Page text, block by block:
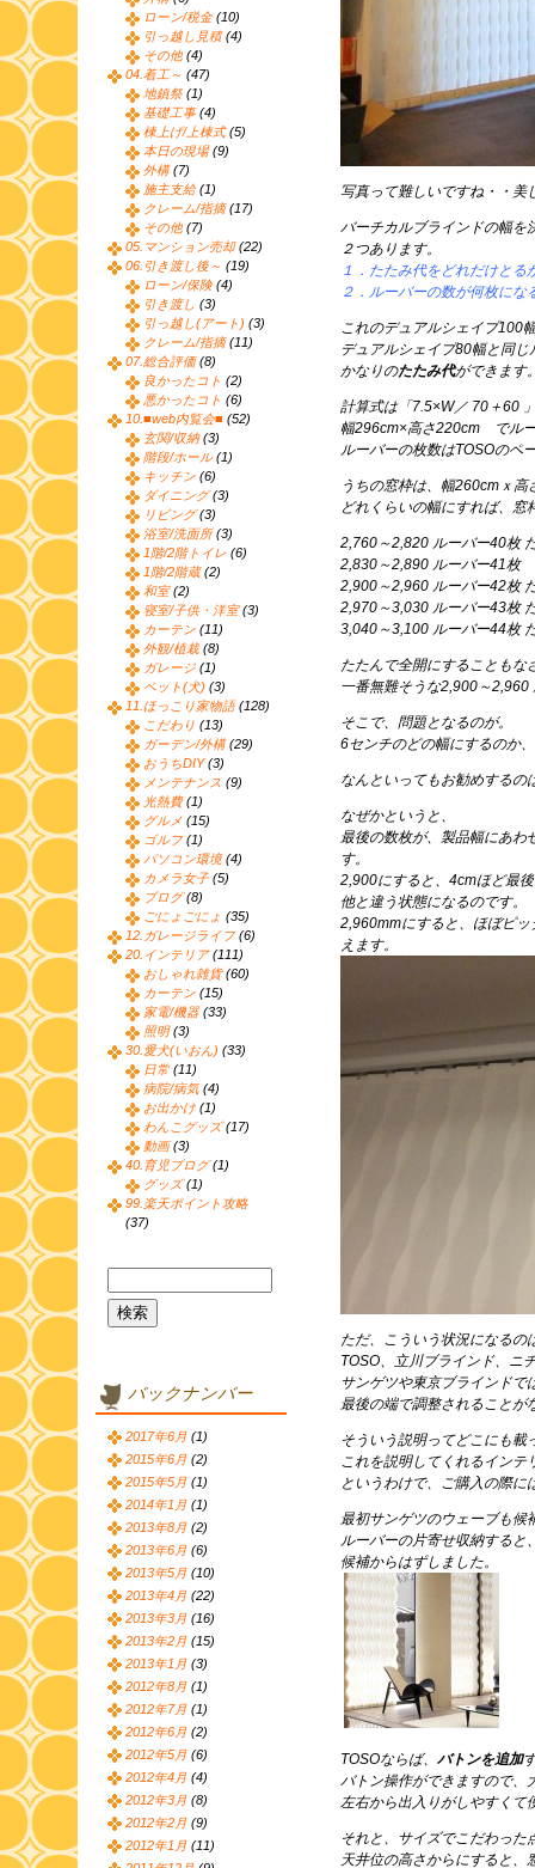
写真って難しいですね・・美
バーチカルブラインドの幅を
２つあります。
１．たたみ代をどれだけとる
２．ルーバーの数が何枚にな
これのデュアルシェイプ100
デュアルシェイプ80幅と同
かなりのたたみ代ができます
計算式は「7.5×W／ 70＋60
幅296cm×高さ220cm でル
ルーバーの枚数はTOSOのペ
うちの窓枠は、幅260cmｘ高
どれくらいの幅にすれば、窓
2,760～2,820 ルーバー40枚
2,830～2,890 ルーバー41枚
2,900～2,960 ルーバー42枚
2,970～3,030 ルーバー43枚
3,040～3,100 ルーバー44枚
たたんで全開にすることもな
一番無難そうな2,900～
そこで、問題となるのが。
6センチのどの幅にするのか
なんといってもお勧めするの
なぜかというと、
最後の数枚が、製品幅にあわ
す。
2,900にすると、4cmほど最
他と違う状態になるのです。
2,960mmにすると、ほぼピ
えます。
ただ、こういう状況になるの
TOSO、立川ブラインド、ニ
サンゲツや東京ブラインドで
最後の端で調整されることが
そういう説明ってどこにも載
これを説明してくれるインテ
というわけで、ご購入の際に
最初サンゲツのウェーブも候
ルーバーの片寄せ収納すると
候補からはずしました。
TOSOならば、 バトンを追加
バトン操作ができますので、
左右から出入りがしやすくて
それと、サイズでこだわった
天井位の高さからにすると、
ローン/税金(10)
引っ越し見積(4)
その他 (4)
04.着工～ (47)
地鎮祭 (1)
基礎工事(4)
棟上げ/上棟式(5)
本日の現場(9)
外構(7)
施主支給(1)
クレーム/指摘(17)
その他 (7)
05.マンション売却(22)
06.引き渡し後～ (19)
ローン/保険(4)
引き渡し (3)
引っ越し(アート) (3)
クレーム/指摘(11)
07.総合評価(8)
良かったコト (2)
悪かったコト (6)
10.■web内覧会■ (52)
玄関/収納(3)
階段/ホール(1)
キッチン (6)
ダイニング(3)
リビング(3)
浴室/洗面所(3)
1階/2階トイレ (6)
1階/2階蔵(2)
和室(2)
寝室/子供・洋室(3)
カーテン (11)
外観/植栽(8)
ガレージ (1)
ペット(犬) (3)
11.ほっこり家物語(128)
こだわり (13)
ガーデン/外構(29)
おうちDIY(3)
メンテナンス (9)
光熱費(1)
グルメ (15)
ゴルフ (1)
パソコン環境(4)
カメラ女子 (5)
ブログ(8)
ごにょごにょ (35)
12.ガレージライフ (6)
20.インテリア(111)
おしゃれ雑貨(60)
カーテン (15)
家電/機器 (33)
照明(3)
30.愛犬(いおん) (33)
日常 (11)
病院/病気 (4)
お出かけ (1)
わんこグッズ(17)
動画(3)
40.育児ブログ(1)
グッズ(1)
99.楽天ポイント攻略
(37)
バックナンバー
2017年6月 (1)
2015年6月 (2)
2015年5月 (1)
2014年1月 (1)
2013年8月 (2)
2013年6月 (6)
2013年5月 (10)
2013年4月 (22)
2013年3月 (16)
2013年2月 (15)
2013年1月 (3)
2012年8月 (1)
2012年7月 (1)
2012年6月 (2)
2012年5月 (6)
2012年4月 (4)
2012年3月 (8)
2012年2月 (9)
2012年1月 (11)